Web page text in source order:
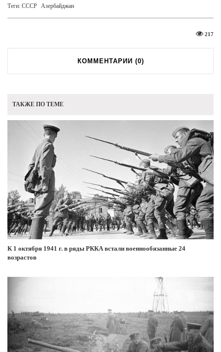
Теги: СССР Азербайджан
217
КОММЕНТАРИИ (0)
ТАКЖЕ ПО ТЕМЕ
К 1 октября 1941 г. в ряды РККА встали военнообязанные 24
возрастов